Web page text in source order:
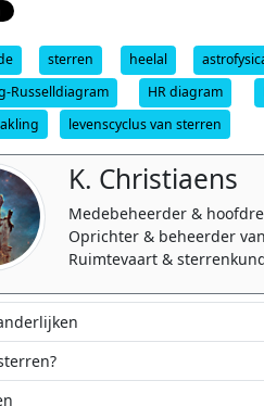
sterren heelal
Russelldiagram
HR diagram
levenscyclus van sterren
K. Christiaens
Medebeheerder &
Oprichter & beheerder
Ruimtevaart &